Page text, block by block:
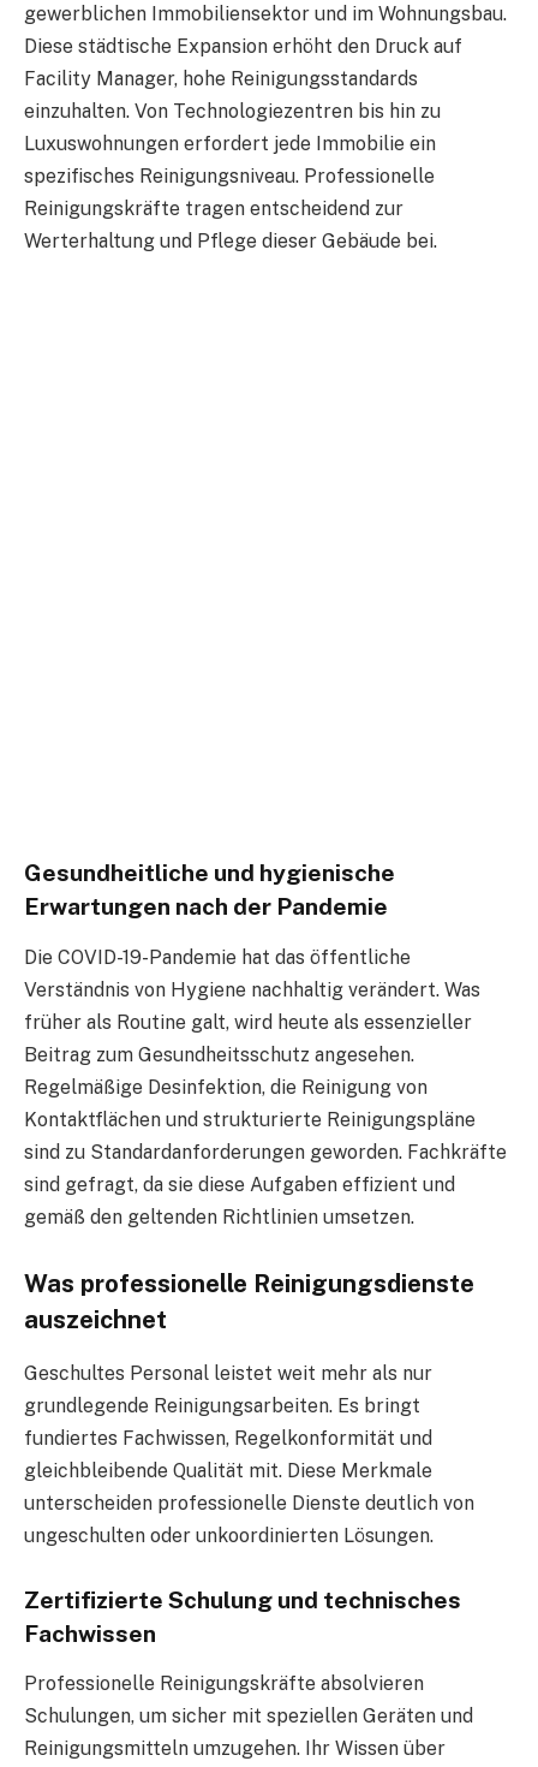
gewerblichen Immobiliensektor und im Wohnungsbau.
Diese städtische Expansion erhöht den Druck auf
Facility Manager, hohe Reinigungsstandards
einzuhalten. Von Technologiezentren bis hin zu
Luxuswohnungen erfordert jede Immobilie ein
spezifisches Reinigungsniveau. Professionelle
Reinigungskräfte tragen entscheidend zur
Werterhaltung und Pflege dieser Gebäude bei.
Gesundheitliche und hygienische
Erwartungen nach der Pandemie
Die COVID-19-Pandemie hat das öffentliche
Verständnis von Hygiene nachhaltig verändert. Was
früher als Routine galt, wird heute als essenzieller
Beitrag zum Gesundheitsschutz angesehen.
Regelmäßige Desinfektion, die Reinigung von
Kontaktflächen und strukturierte Reinigungspläne
sind zu Standardanforderungen geworden. Fachkräfte
sind gefragt, da sie diese Aufgaben effizient und
gemäß den geltenden Richtlinien umsetzen.
Was professionelle Reinigungsdienste
auszeichnet
Geschultes Personal leistet weit mehr als nur
grundlegende Reinigungsarbeiten. Es bringt
fundiertes Fachwissen, Regelkonformität und
gleichbleibende Qualität mit. Diese Merkmale
unterscheiden professionelle Dienste deutlich von
ungeschulten oder unkoordinierten Lösungen.
Zertifizierte Schulung und technisches
Fachwissen
Professionelle Reinigungskräfte absolvieren
Schulungen, um sicher mit speziellen Geräten und
Reinigungsmitteln umzugehen. Ihr Wissen über